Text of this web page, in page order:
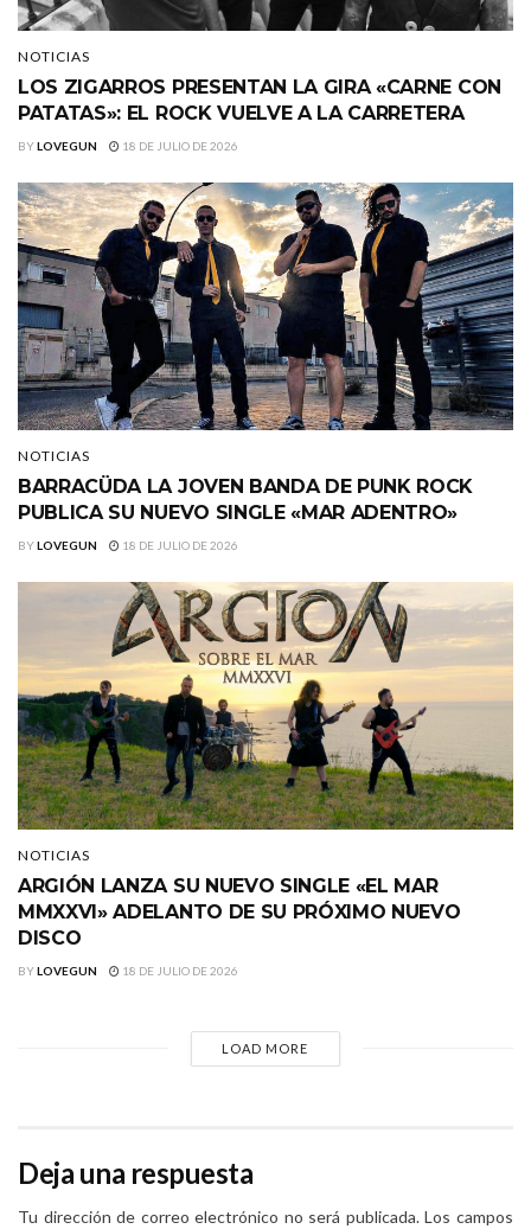
NOTICIAS
LOS ZIGARROS PRESENTAN LA GIRA «CARNE CON
PATATAS»: EL ROCK VUELVE A LA CARRETERA
BYLOVEGUN 18 DE JULIO DE 2026
NOTICIAS
BARRACÜDA LA JOVEN BANDA DE PUNK ROCK
PUBLICA SU NUEVO SINGLE «MAR ADENTRO»
BYLOVEGUN 18 DE JULIO DE 2026
NOTICIAS
ARGIÓN LANZA SU NUEVO SINGLE «EL MAR
MMXXVI» ADELANTO DE SU PRÓXIMO NUEVO
DISCO
BYLOVEGUN 18 DE JULIO DE 2026
LOAD MORE
Deja una respuesta
Tu dirección de correo electrónico no será publicada. Los campos